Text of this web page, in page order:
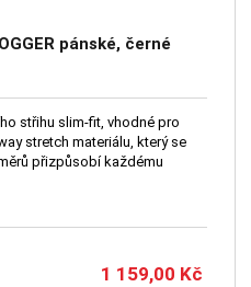
pánské, černé
střihu slim-fit, vhodné pro
stretch materiálu, který se
přizpůsobí každému
1 159,00 Kč